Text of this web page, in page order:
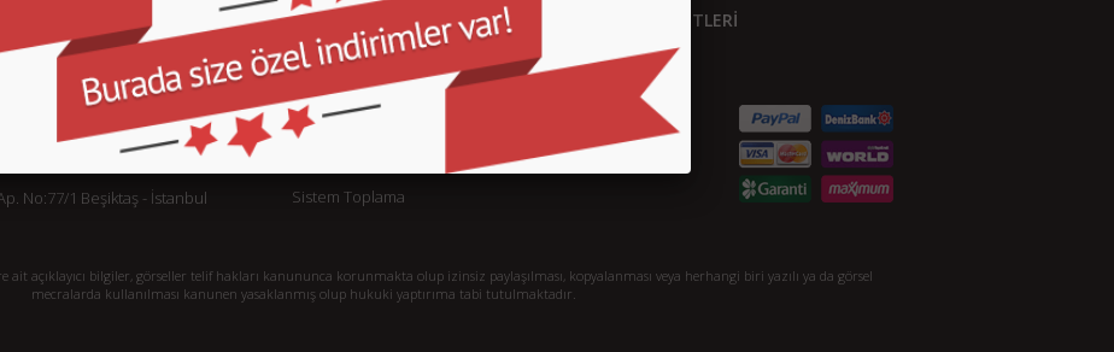
No:77/1 Beşiktaş - İstanbul
KURUMSAL
İletişim
Sipariş Takibi
Gizlilik ve Kullanım Şartları
Kargo ve Taşıma Bilgileri
Sistem Toplama
MÜŞTERİ HİZMETLERİ
Detaylı Arama
Hakkımızda
açıklayıcı bilgiler, görseller telif hakları kanununca korunmakta olup izinsiz paylaşılması, kopyalanması veya herhangi biri yazılı ya da görsel
mecralarda kullanılması kanunen yasaklanmış olup hukuki yaptırıma tabi tutulmaktadır.